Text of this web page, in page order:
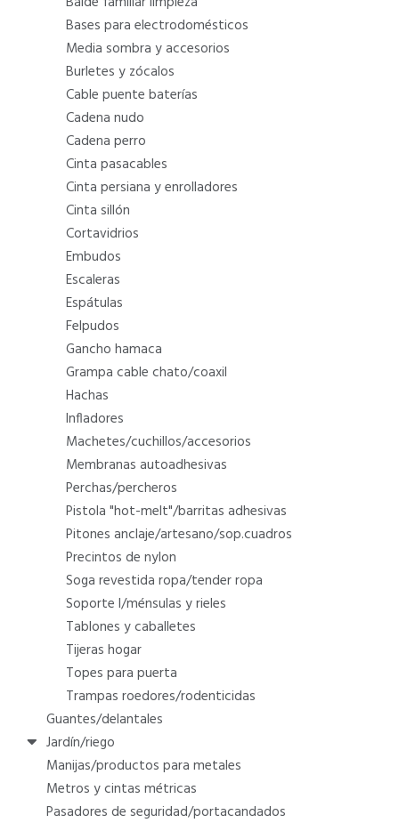
bases para electrodomésticos
media sombra y accesorios
burletes y zócalos
cable puente baterías
cadena nudo
cadena perro
cinta pasacables
cinta persiana y enrolladores
cinta sillón
cortavidrios
embudos
escaleras
espátulas
felpudos
gancho hamaca
grampa cable chato/coaxil
hachas
infladores
machetes/cuchillos/accesorios
membranas autoadhesivas
perchas/percheros
pistola "hot-melt"/barritas adhesivas
pitones anclaje/artesano/sop.cuadros
precintos de nylon
soga revestida ropa/tender ropa
soporte l/ménsulas y rieles
tablones y caballetes
tijeras hogar
topes para puerta
trampas roedores/rodenticidas
guantes/delantales
jardín/riego
manijas/productos para metales
metros y cintas métricas
pasadores de seguridad/portacandados